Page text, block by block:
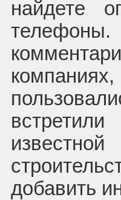
найдете
добавить